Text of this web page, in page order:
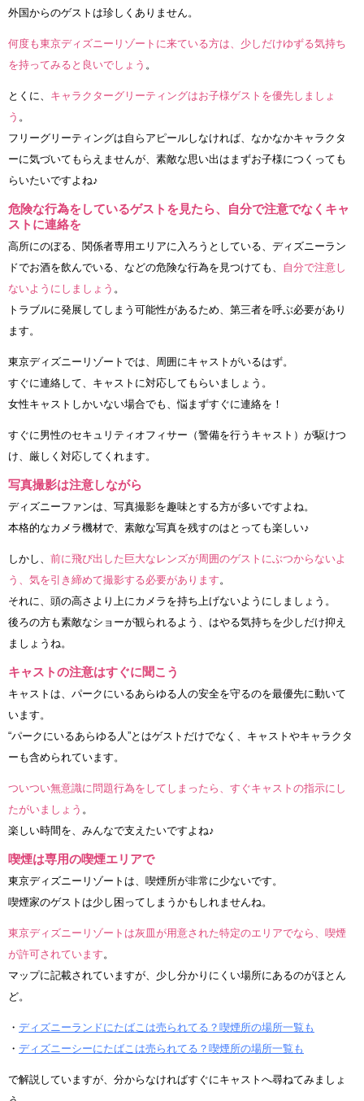
外国からのゲストは珍しくありません。
何度も東京ディズニーリゾートに来ている方は、少しだけゆずる気持ち
を持ってみると良いでしょう 。
とくに、 キャラクターグリーティングはお子様ゲストを優先しましょ
う 。
フリーグリーティングは自らアピールしなければ、なかなかキャラクタ
ーに気づいてもらえませんが、素敵な思い出はまずお子様につくっても
らいたいですよね♪
危険な行為をしているゲストを見たら、自分で注意でなくキャ
ストに連絡を
高所にのぼる、関係者専用エリアに入ろうとしている、ディズニーラン
ドでお酒を飲んでいる、などの危険な行為を見つけても、 自分で注意し
ないようにしましょう 。
トラブルに発展してしまう可能性があるため、第三者を呼ぶ必要があり
ます。
東京ディズニーリゾートでは、周囲にキャストがいるはず。
すぐに連絡して、キャストに対応してもらいましょう。
女性キャストしかいない場合でも、悩まずすぐに連絡を！
すぐに男性のセキュリティオフィサー（警備を行うキャスト）が駆けつ
け、厳しく対応してくれます。
写真撮影は注意しながら
ディズニーファンは、写真撮影を趣味とする方が多いですよね。
本格的なカメラ機材で、素敵な写真を残すのはとっても楽しい♪
しかし、 前に飛び出した巨大なレンズが周囲のゲストにぶつからないよ
う、気を引き締めて撮影する必要があります。
それに、頭の高さより上にカメラを持ち上げないようにしましょう。
後ろの方も素敵なショーが観られるよう、はやる気持ちを少しだけ抑え
ましょうね。
キャストの注意はすぐに聞こう
キャストは、パークにいるあらゆる人の安全を守るのを最優先に動いて
います。
“パークにいるあらゆる人”とはゲストだけでなく、キャストやキャラクタ
ーも含められています。
ついつい無意識に問題行為をしてしまったら、すぐキャストの指示にし
たがいましょう 。
楽しい時間を、みんなで支えたいですよね♪
喫煙は専用の喫煙エリアで
東京ディズニーリゾートは、喫煙所が非常に少ないです。
喫煙家のゲストは少し困ってしまうかもしれませんね。
東京ディズニーリゾートは灰皿が用意された特定のエリアでなら、喫煙
が許可されています。
マップに記載されていますが、少し分かりにくい場所にあるのがほとん
ど。
・ ディズニーランドにたばこは売られてる？喫煙所の場所一覧も
・ ディズニーシーにたばこは売られてる？喫煙所の場所一覧も
で解説していますが、分からなければすぐにキャストへ尋ねてみましょ